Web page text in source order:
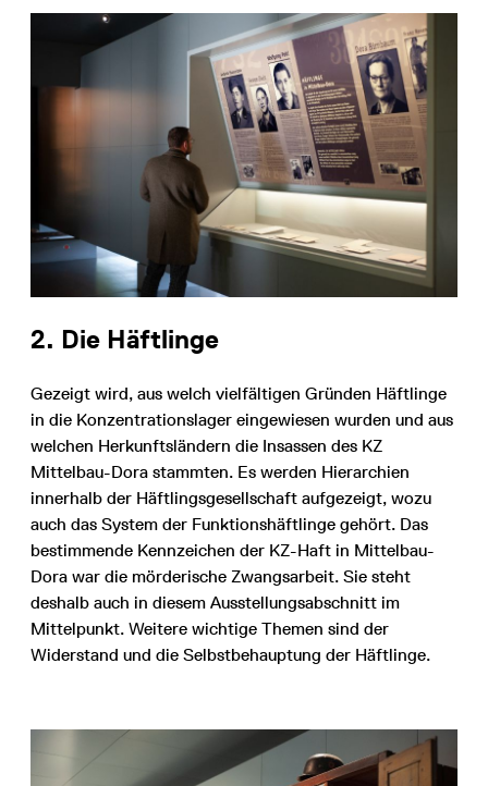
2. Die Häftlinge
Gezeigt wird, aus welch vielfältigen Gründen Häftlinge
in die Konzentrationslager eingewiesen wurden und aus
welchen Herkunftsländern die Insassen des KZ
Mittelbau-Dora stammten. Es werden Hierarchien
innerhalb der Häftlingsgesellschaft aufgezeigt, wozu
auch das System der Funktionshäftlinge gehört. Das
bestimmende Kennzeichen der KZ-Haft in Mittelbau-
Dora war die mörderische Zwangsarbeit. Sie steht
deshalb auch in diesem Ausstellungsabschnitt im
Mittelpunkt. Weitere wichtige Themen sind der
Widerstand und die Selbstbehaup­tung der Häftlinge.